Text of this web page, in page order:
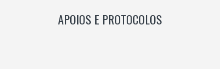
APOIOS E PROTOCOLOS